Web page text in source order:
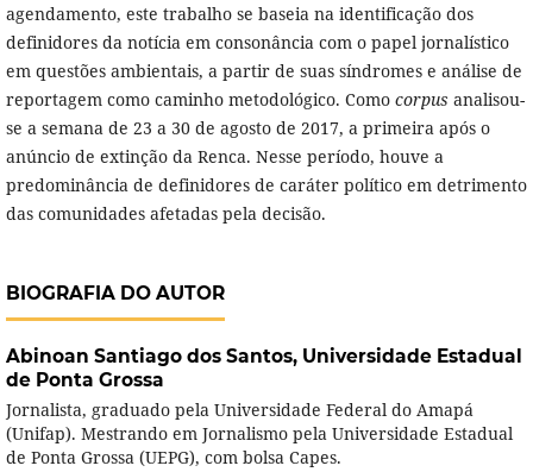
agendamento, este trabalho se baseia na identificação dos
definidores da notícia em consonância com o papel jornalístico
em questões ambientais, a partir de suas síndromes e análise de
reportagem como caminho metodológico. Como corpus analisou-
se a semana de 23 a 30 de agosto de 2017, a primeira após o
anúncio de extinção da Renca. Nesse período, houve a
predominância de definidores de caráter político em detrimento
das comunidades afetadas pela decisão.
BIOGRAFIA DO AUTOR
Abinoan Santiago dos Santos, Universidade Estadual
de Ponta Grossa
Jornalista, graduado pela Universidade Federal do Amapá
(Unifap). Mestrando em Jornalismo pela Universidade Estadual
de Ponta Grossa (UEPG), com bolsa Capes.